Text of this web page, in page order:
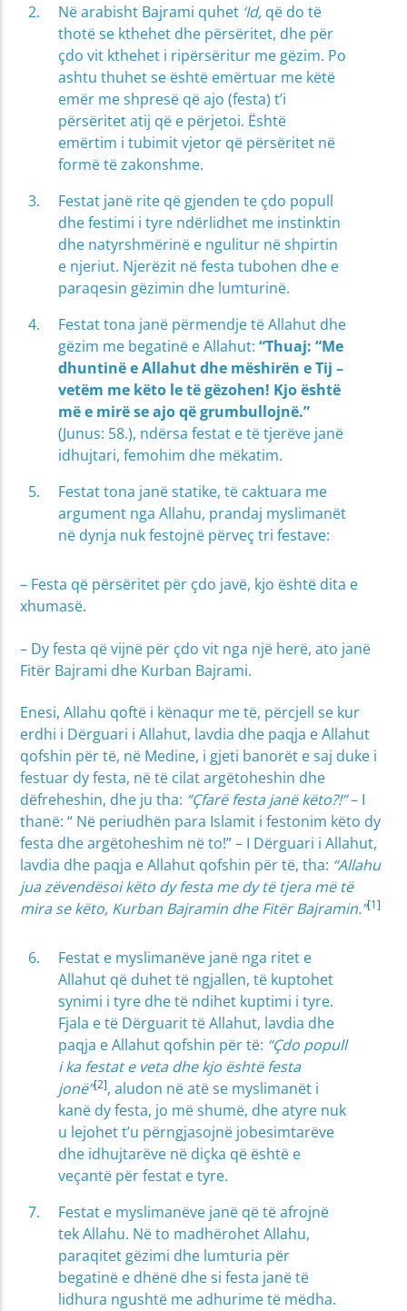
Në arabisht Bajrami quhet ‘Id, që do të
thotë se kthehet dhe përsëritet, dhe për
çdo vit kthehet i ripërsëritur me gëzim. Po
ashtu thuhet se është emërtuar me këtë
emër me shpresë që ajo (festa) t’i
përsëritet atij që e përjetoi. Është
emërtim i tubimit vjetor që përsëritet në
formë të zakonshme.
Festat janë rite që gjenden te çdo popull
dhe festimi i tyre ndërlidhet me instinktin
dhe natyrshmërinë e ngulitur në shpirtin
e njeriut. Njerëzit në festa tubohen dhe e
paraqesin gëzimin dhe lumturinë.
Festat tona janë përmendje të Allahut dhe
gëzim me begatinë e Allahut:“Thuaj: “Me
dhuntinë e Allahut dhe mëshirën e Tij –
vetëm me këto le të gëzohen! Kjo është
më e mirë se ajo që grumbullojnë.”
(Junus: 58.), ndërsa festat e të tjerëve janë
idhujtari, femohim dhe mëkatim.
Festat tona janë statike, të caktuara me
argument nga Allahu, prandaj myslimanët
në dynja nuk festojnë përveç tri festave:
– Festa që përsëritet për çdo javë, kjo është dita e
xhumasë.
– Dy festa që vijnë për çdo vit nga një herë, ato janë
Fitër Bajrami dhe Kurban Bajrami.
Enesi, Allahu qoftë i kënaqur me të, përcjell se kur
erdhi i Dërguari i Allahut, lavdia dhe paqja e Allahut
qofshin për të, në Medine, i gjeti banorët e saj duke i
festuar dy festa, në të cilat argëtoheshin dhe
dëfreheshin, dhe ju tha: “Çfarë festa janë këto?!”– I
thanë: “ Në periudhën para Islamit i festonim këto dy
festa dhe argëtoheshim në to!” – I Dërguari i Allahut,
lavdia dhe paqja e Allahut qofshin për të, tha: “Allahu
jua zëvendësoi këto dy festa me dy të tjera më të
mira se këto, Kurban Bajramin dhe Fitër Bajramin.”[1]
Festat e myslimanëve janë nga ritet e
Allahut që duhet të ngjallen, të kuptohet
synimi i tyre dhe të ndihet kuptimi i tyre.
Fjala e të Dërguarit të Allahut, lavdia dhe
paqja e Allahut qofshin për të: “Çdo popull
i ka festat e veta dhe kjo është festa
jonë”[2], aludon në atë se myslimanët i
kanë dy festa, jo më shumë, dhe atyre nuk
u lejohet t’u përngjasojnë jobesimtarëve
dhe idhujtarëve në diçka që është e
veçantë për festat e tyre.
Festat e myslimanëve janë që të afrojnë
tek Allahu. Në to madhërohet Allahu,
paraqitet gëzimi dhe lumturia për
begatinë e dhënë dhe si festa janë të
lidhura ngushtë me adhurime të mëdha.